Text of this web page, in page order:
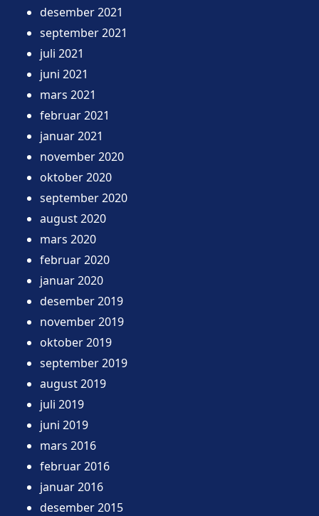
desember 2021
september 2021
juli 2021
juni 2021
mars 2021
februar 2021
januar 2021
november 2020
oktober 2020
september 2020
august 2020
mars 2020
februar 2020
januar 2020
desember 2019
november 2019
oktober 2019
september 2019
august 2019
juli 2019
juni 2019
mars 2016
februar 2016
januar 2016
desember 2015